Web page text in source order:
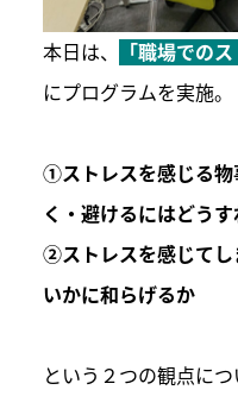
本日は、 「職場での
にプログラムを実施。
①ストレスを感じる物
く・避けるにはどう
②ストレスを感じてし
いかに和らげるか
という２つの観点につ